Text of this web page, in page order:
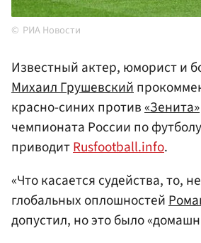
РИА Новости
Известный актер, юморист и
Михаил Грушевский
красно-синих против«Зенита»
чемпионата России по
приводитRusfootball.info.
«Что касается судейства, то,
глобальных оплошностей
допустил, но это было